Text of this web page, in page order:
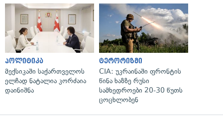
პოლიტიკა
მექსიკაში საქართველოს
ელჩად ნატალია კორძაია
დაინიშნა
ტერორიზმი
CIA: უკრაინაში ფრონტის
წინა ხაზზე რუსი
სამხედროები 20-30 წუთს
ცოცხლობენ